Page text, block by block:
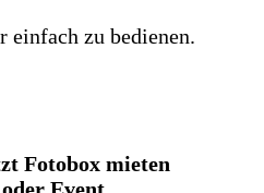
einfach zu bedienen.
Fotobox mieten